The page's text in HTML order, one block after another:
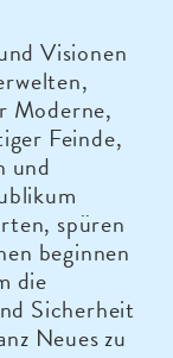
Visionen
Moderne,
Feinde,
und
spüren
beginnen
die
Sicherheit
Neues zu